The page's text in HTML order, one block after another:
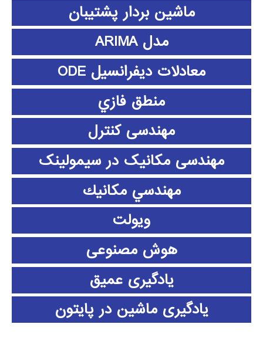
ماشین بردار پشتیبان
مدل ARIMA
معادلات دیفرانسیل ODE
منطق فازي
مهندسی کنترل
مهندسی مکانیک در سیمولینک
مهندسي مكانيك
ویولت
هوش مصنوعی
یادگیری عمیق
یادگیری ماشین در پایتون